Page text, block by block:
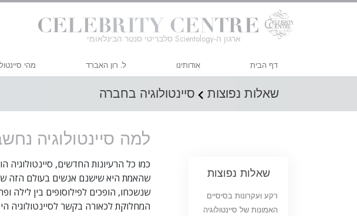
ארגון ה-Scientology סלבריטי סנטר הבינלאומי
דף הבית אודותינו ל. רון האברד מהי
מה
פגוש
בתוך ארגון
העקרונות
שאלות נפוצות סיינטולוגיה בחברה
למה סיינטולוגיה
כמו כל הרעיונות החדשים, סיינטולוגיה
שהאמת היא שישנם אנשים בעולם הזה
שנשכחו, הופכים לפילוסופים בין לילה
המחלוקת לכאורה בקשר לסיינטולוגיה
שאלות נפוצות
רקע ועקרונות בסיסיים
האמונות של סיינטולוגיה